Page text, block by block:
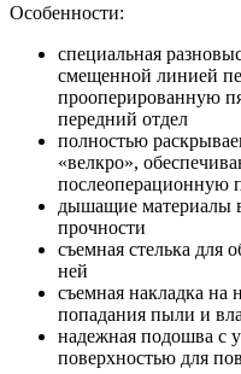
Особенности:
специальная
смещенной линией
прооперированную
передний отдел
полностью
«велкро»,
послеоперационную
дышащие материалы
прочности
съемная стелька для
ней
съемная накладка на
попадания пыли и
надежная подошва с
поверхностью для